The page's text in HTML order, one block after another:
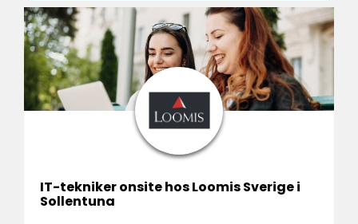
IT-tekniker onsite hos Loomis Sverige i
Sollentuna